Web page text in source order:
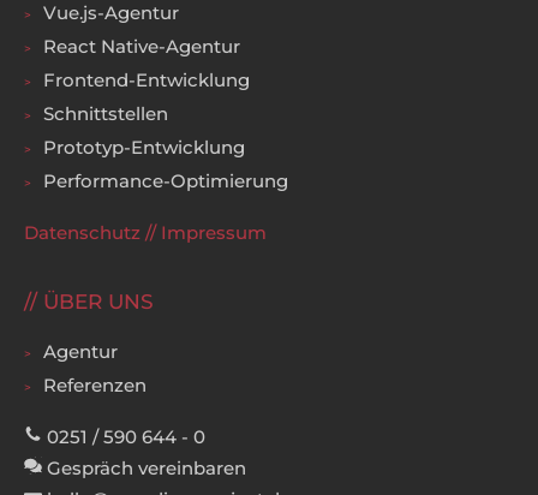
Vue.js-Agentur
React Native-Agentur
Frontend-Entwicklung
Schnittstellen
Prototyp-Entwicklung
Performance-Optimierung
Datenschutz // Impressum
ÜBER UNS
Agentur
Referenzen
0251 / 590 644 - 0
Gespräch vereinbaren